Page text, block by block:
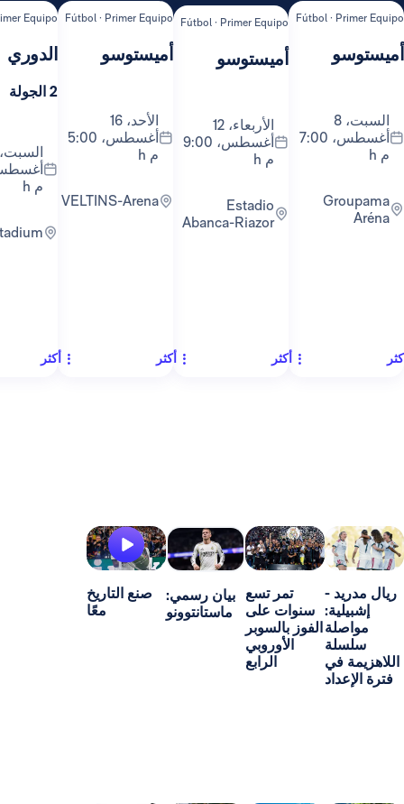
Fútbol
أغسطس، 7:00
Groupama
Fútbol · Primer Equipo
أميستوسو
الأربعاء، 12
أغسطس، 9:00
Abanca-Riazor
Fútbol · Primer Equipo
أميستوسو
الأحد، 16
أغسطس، 5:00
م h
VELTINS-Arena
Fútbol · Primer Equipo
الدوري
السبت، 22
أغسطس، 9:30
RCDE Stadium
1 الجولة
-
تمر تسع
سنوات على
الفوز بالسوبر
الأوروبي
الرابع
بيان رسمي:
ماستانتوونو
صنع التاريخ
معًا